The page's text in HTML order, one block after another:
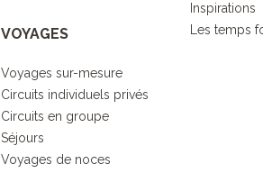
VOYAGES
Voyages sur-mesure
Circuits individuels privés
Circuits en groupe
Séjours
Voyages de noces
Inspirations
Les temps